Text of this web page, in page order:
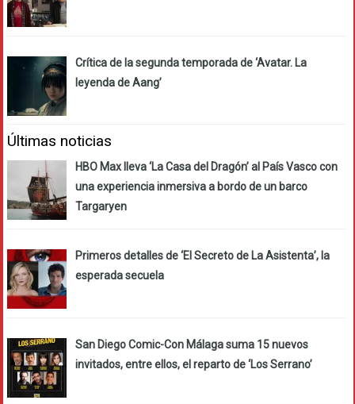
Crítica de la segunda temporada de ‘Avatar. La
leyenda de Aang’
Últimas noticias
HBO Max lleva ‘La Casa del Dragón’ al País Vasco con
una experiencia inmersiva a bordo de un barco
Targaryen
Primeros detalles de ‘El Secreto de La Asistenta’, la
esperada secuela
San Diego Comic-Con Málaga suma 15 nuevos
invitados, entre ellos, el reparto de ‘Los Serrano’